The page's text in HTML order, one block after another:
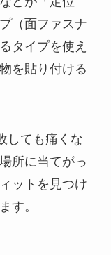
（面ファスナ
タイプを使え
を貼り付ける
しても痛くな
所に当てがっ
ットを見つけ
す。